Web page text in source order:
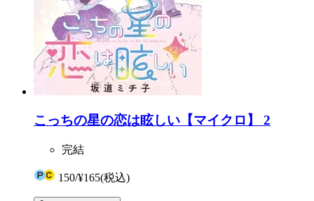
こっちの星の恋は眩しい【マイクロ】 2
完結
150/¥165(税込)